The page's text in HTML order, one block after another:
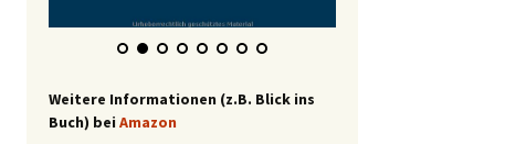
Weitere Informationen (z.B. Blick ins
Buch) bei Amazon